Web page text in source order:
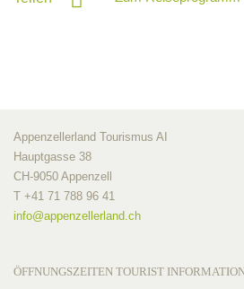
Appenzellerland Tourismus AI
Hauptgasse 38
CH-9050 Appenzell
T +41 71 788 96 41
info@appenzellerland.ch
ÖFFNUNGSZEITEN TOURIST